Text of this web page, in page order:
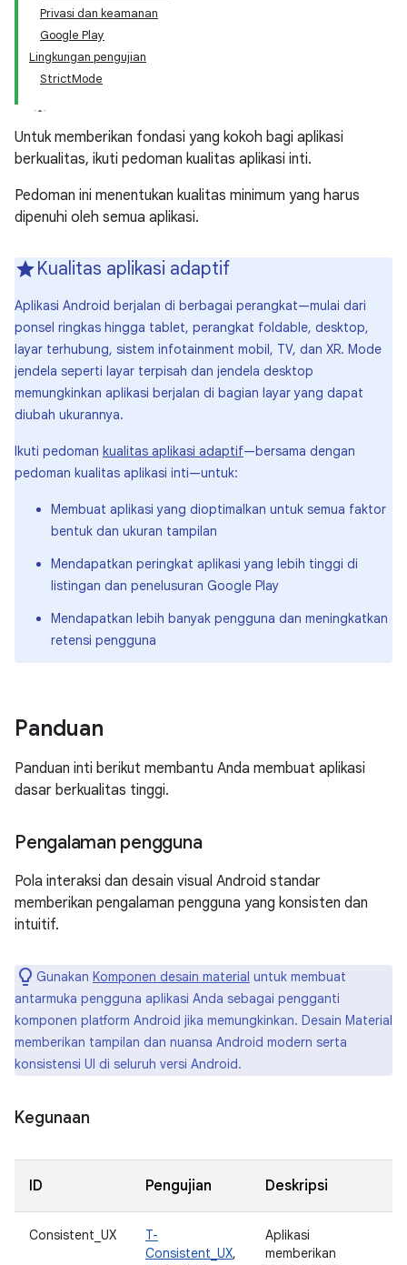
Privasi dan keamanan
Google Play
Lingkungan pengujian
StrictMode
Untuk memberikan fondasi yang kokoh bagi aplikasi
berkualitas, ikuti pedoman kualitas aplikasi inti.
Pedoman ini menentukan kualitas minimum yang harus
dipenuhi oleh semua aplikasi.
Kualitas aplikasi adaptif
Aplikasi Android berjalan di berbagai perangkat—mulai dari
ponsel ringkas hingga tablet, perangkat foldable, desktop,
layar terhubung, sistem infotainment mobil, TV, dan XR. Mode
jendela seperti layar terpisah dan jendela desktop
memungkinkan aplikasi berjalan di bagian layar yang dapat
diubah ukurannya.
Ikuti pedoman kualitas aplikasi adaptif—bersama dengan
pedoman kualitas aplikasi inti—untuk:
Membuat aplikasi yang dioptimalkan untuk semua faktor
bentuk dan ukuran tampilan
Mendapatkan peringkat aplikasi yang lebih tinggi di
listingan dan penelusuran Google Play
Mendapatkan lebih banyak pengguna dan meningkatkan
retensi pengguna
Panduan
Panduan inti berikut membantu Anda membuat aplikasi
dasar berkualitas tinggi.
Pengalaman pengguna
Pola interaksi dan desain visual Android standar
memberikan pengalaman pengguna yang konsisten dan
intuitif.
Gunakan Komponen desain material untuk membuat
antarmuka pengguna aplikasi Anda sebagai pengganti
komponen platform Android jika memungkinkan. Desain Material
memberikan tampilan dan nuansa Android modern serta
konsistensi UI di seluruh versi Android.
Kegunaan
ID Pengujian Deskripsi
Consistent_UX
T-
Consistent_UX,
Aplikasi
memberikan